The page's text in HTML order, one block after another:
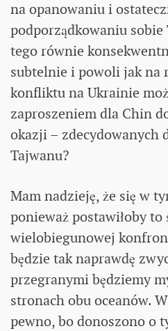
na opanowaniu i
podporządkowaniu sobie
tego równie
subtelnie i powoli jak na
konfliktu na Ukrainie
zaproszeniem dla Chin
okazji – zdecydowanych
Tajwanu?
Mam nadzieję, że się w
ponieważ postawiłoby
wielobiegunowej
będzie tak naprawdę
przegranymi będziemy
stronach obu oceanów.
pewno, bo donoszono o